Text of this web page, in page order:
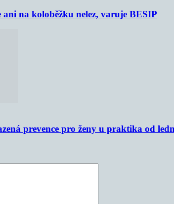
ani na koloběžku nelez, varuje BESIP
prevence pro ženy u praktika od